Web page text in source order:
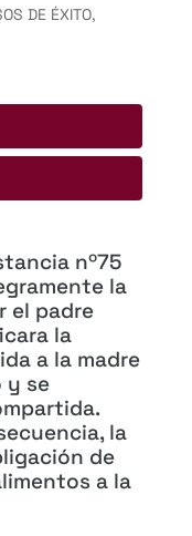
DE ÉXITO,
nº75
la
el padre
la
a la madre
y se
la
de
a la